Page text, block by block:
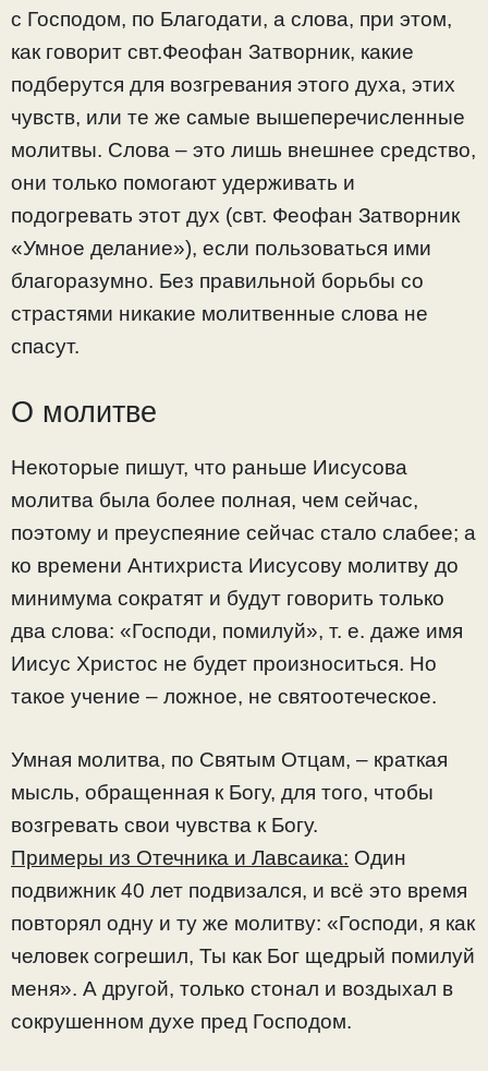
с Господом, по Благодати, а слова, при этом,
как говорит свт.Феофан Затворник, какие
подберутся для возгревания этого духа, этих
чувств, или те же самые вышеперечисленные
молитвы. Слова – это лишь внешнее средство,
они только помогают удерживать и
подогревать этот дух (свт. Феофан Затворник
«Умное делание»), если пользоваться ими
благоразумно. Без правильной борьбы со
страстями никакие молитвенные слова не
спасут.
О молитве
Некоторые пишут, что раньше Иисусова
молитва была более полная, чем сейчас,
поэтому и преуспеяние сейчас стало слабее; а
ко времени Антихриста Иисусову молитву до
минимума сократят и будут говорить только
два слова: «Господи, помилуй», т. е. даже имя
Иисус Христос не будет произноситься. Но
такое учение – ложное, не святоотеческое.
Умная молитва, по Святым Отцам, – краткая
мысль, обращенная к Богу, для того, чтобы
возгревать свои чувства к Богу.
Примеры из Отечника и Лавсаика: Один
подвижник 40 лет подвизался, и всё это время
повторял одну и ту же молитву: «Господи, я как
человек согрешил, Ты как Бог щедрый помилуй
меня». А другой, только стонал и воздыхал в
сокрушенном духе пред Господом.